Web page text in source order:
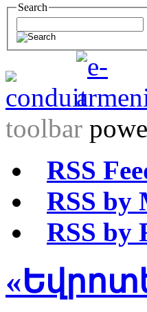
Search
toolbar
RSS
RSS by
RSS by